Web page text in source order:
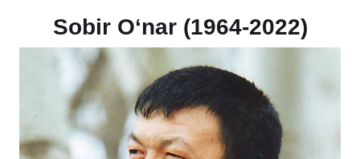
Sobir O‘nar (1964-2022)